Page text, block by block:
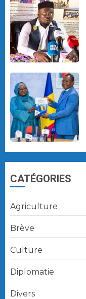
CATÉGORIES
Agriculture
Brève
Culture
Diplomatie
Divers